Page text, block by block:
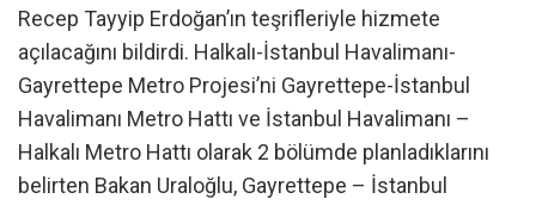
Recep Tayyip Erdoğan’ın teşrifleriyle hizmete
açılacağını bildirdi. Halkalı-İstanbul Havalimanı-
Gayrettepe Metro Projesi’ni Gayrettepe-İstanbul
Havalimanı Metro Hattı ve İstanbul Havalimanı –
Halkalı Metro Hattı olarak 2 bölümde planladıklarını
belirten Bakan Uraloğlu, Gayrettepe – İstanbul